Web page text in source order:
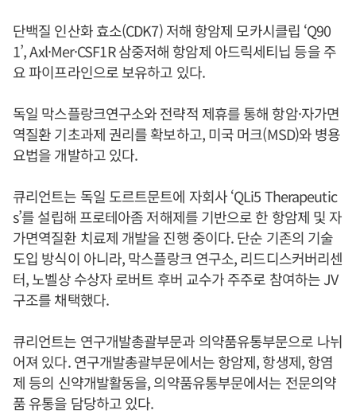
단백질 인산화 효소(CDK7) 저해 항암제 모카시클립 ‘Q90
1’, Axl·Mer·CSF1R 삼중저해 항암제 아드릭세티닙 등을 주
요 파이프라인으로 보유하고 있다.
독일 막스플랑크연구소와 전략적 제휴를 통해 항암·자가면
역질환 기초과제 권리를 확보하고, 미국 머크(MSD)와 병용
요법을 개발하고 있다.
큐리언트는 독일 도르트문트에 자회사 ‘QLi5 Therapeutic
s’를 설립해 프로테아좀 저해제를 기반으로 한 항암제 및 자
가면역질환 치료제 개발을 진행 중이다. 단순 기존의 기술
도입 방식이 아니라, 막스플랑크 연구소, 리드디스커버리센
터, 노벨상 수상자 로버트 후버 교수가 주주로 참여하는 JV
구조를 채택했다.
큐리언트는 연구개발총괄부문과 의약품유통부문으로 나뉘
어져 있다. 연구개발총괄부문에서는 항암제, 항생제, 항염
제 등의 신약개발활동을, 의약품유통부문에서는 전문의약
품 유통을 담당하고 있다.